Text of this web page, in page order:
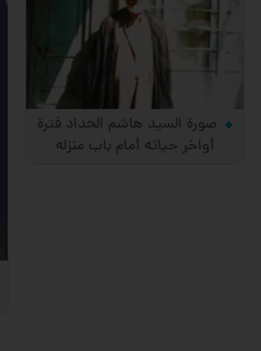
صورة السيد هاشم الحداد فترة
أواخر حياته أمام باب منزله